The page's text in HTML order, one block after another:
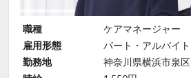
職種
ケアマネージャー
雇用形態
パート・アルバイト
勤務地
神奈川県横浜市泉区